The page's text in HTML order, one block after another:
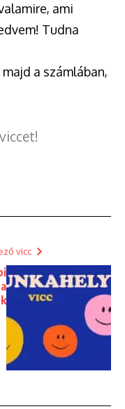
ami
Tudna
a számlában,
vicc
k